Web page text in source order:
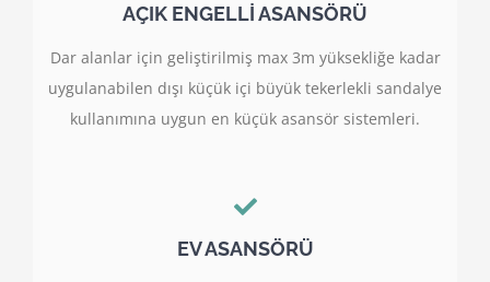
AÇIK ENGELLİ ASANSÖRÜ
Dar alanlar için geliştirilmiş max 3m yüksekliğe kadar
uygulanabilen dışı küçük içi büyük tekerlekli sandalye
kullanımına uygun en küçük asansör sistemleri.
EV ASANSÖRÜ